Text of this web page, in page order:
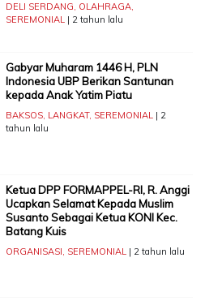
DELI SERDANG, OLAHRAGA,
SEREMONIAL| 2 tahun lalu
Gabyar Muharam 1446 H, PLN
Indonesia UBP Berikan Santunan
kepada Anak Yatim Piatu
BAKSOS, LANGKAT, SEREMONIAL| 2
tahun lalu
Ketua DPP FORMAPPEL-RI, R. Anggi
Ucapkan Selamat Kepada Muslim
Susanto Sebagai Ketua KONI Kec.
Batang Kuis
ORGANISASI, SEREMONIAL| 2 tahun lalu